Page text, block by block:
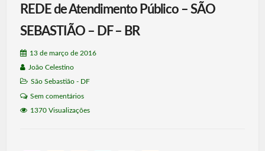
REDE de Atendimento Público – SÃO
SEBASTIÃO – DF – BR
13 de março de 2016
João Celestino
São Sebastião - DF
Sem comentários
1370 Visualizações